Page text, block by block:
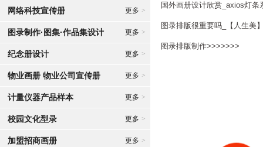
网络科技宣传册 更多 >
图录制作·图集·作品集设计 更多 >
纪念册设计 更多 >
物业画册 物业公司宣传册 更多 >
计量仪器产品样本 更多 >
校园文化型录 更多 >
加盟招商画册 更多 >
国外画册设计欣赏_axios灯
图录排版很重要吗_【人生美
图录排版制作>>>>>>>